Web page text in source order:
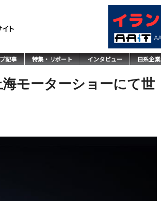
記事 特集・リポート インタビュー 日系企業
モーターショーにて世